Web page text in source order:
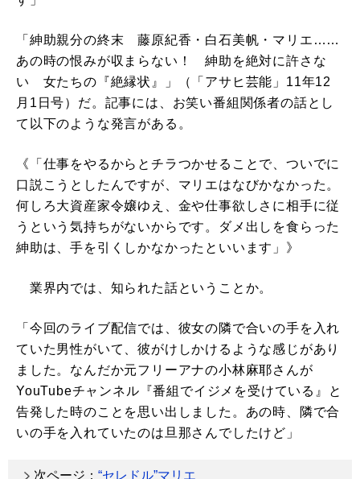
「紳助親分の終末 藤原紀香・白石美帆・マリエ……
あの時の恨みが収まらない！ 紳助を絶対に許さな
い 女たちの『絶縁状』」（「アサヒ芸能」11年12
月1日号）だ。記事には、お笑い番組関係者の話とし
て以下のような発言がある。
《「仕事をやるからとチラつかせることで、ついでに
口説こうとしたんですが、マリエはなびかなかった。
何しろ大資産家令嬢ゆえ、金や仕事欲しさに相手に従
うという気持ちがないからです。ダメ出しを食らった
紳助は、手を引くしかなかったといいます」》
業界内では、知られた話ということか。
「今回のライブ配信では、彼女の隣で合いの手を入れ
ていた男性がいて、彼がけしかけるような感じがあり
ました。なんだか元フリーアナの小林麻耶さんが
YouTubeチャンネル『番組でイジメを受けている』と
告発した時のことを思い出しました。あの時、隣で合
いの手を入れていたのは旦那さんでしたけど」
次ページ： “セレドル”マリエ